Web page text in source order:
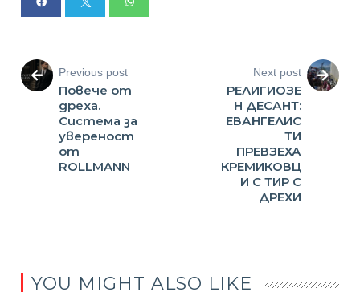
Previous post
Повече от
дреха.
Система за
увереност
от
ROLLMANN
Next post
РЕЛИГИОЗЕ
Н ДЕСАНТ:
ЕВАНГЕЛИС
ТИ
ПРЕВЗЕХА
КРЕМИКОВЦ
И С ТИР С
ДРЕХИ
YOU MIGHT ALSO LIKE